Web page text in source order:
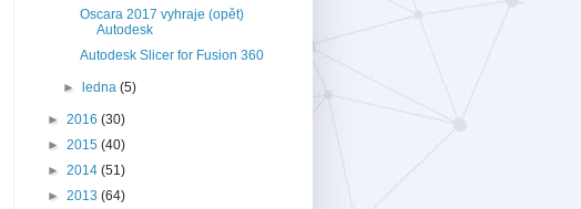
Oscara 2017 vyhraje (opět)
Autodesk
Autodesk Slicer for Fusion 360
► ledna(5)
► 2016 (30)
► 2015 (40)
► 2014 (51)
► 2013 (64)